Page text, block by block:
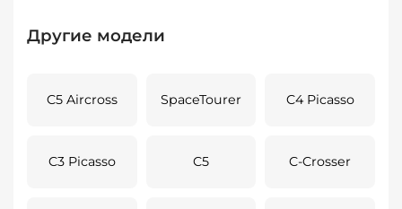
Другие модели
C5 Aircross SpaceTourer C4 Picasso
C3 Picasso C5 C-Crosser